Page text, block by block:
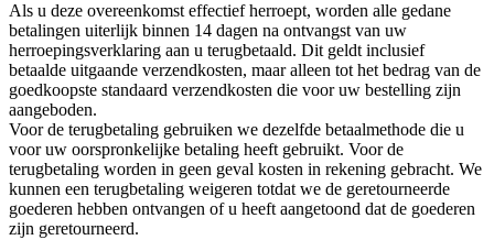
Als u deze overeenkomst effectief herroept, worden alle gedane
betalingen uiterlijk binnen 14 dagen na ontvangst van uw
herroepingsverklaring aan u terugbetaald. Dit geldt inclusief
betaalde uitgaande verzendkosten, maar alleen tot het bedrag van de
goedkoopste standaard verzendkosten die voor uw bestelling zijn
aangeboden.
Voor de terugbetaling gebruiken we dezelfde betaalmethode die u
voor uw oorspronkelijke betaling heeft gebruikt. Voor de
terugbetaling worden in geen geval kosten in rekening gebracht. We
kunnen een terugbetaling weigeren totdat we de geretourneerde
goederen hebben ontvangen of u heeft aangetoond dat de goederen
zijn geretourneerd.